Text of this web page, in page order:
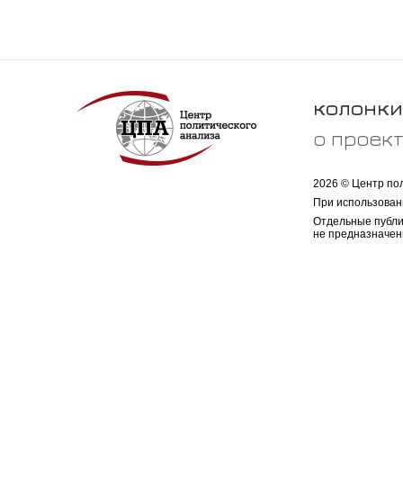
колонки
о
2026 © Центр
При
Отдельные
не